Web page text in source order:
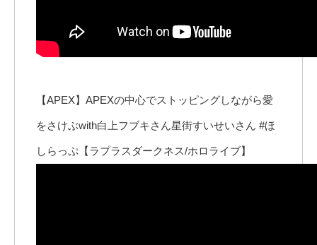
【APEX】APEXの中心でストッピングしながら愛
をさけぶwith白上フブキさん星街すいせいさん #ほ
しらっぷ【ラプラスダークネス/ホロライブ】